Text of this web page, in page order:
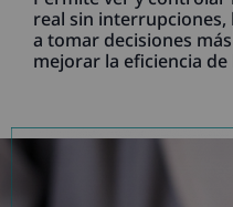
real sin interrupciones,
a tomar decisiones
mejorar la eficiencia